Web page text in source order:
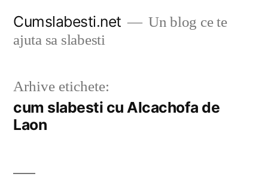
Cumslabesti.net
Un blog ce te
ajuta sa slabesti
Arhive etichete:
cum slabesti cu Alcachofa de
Laon